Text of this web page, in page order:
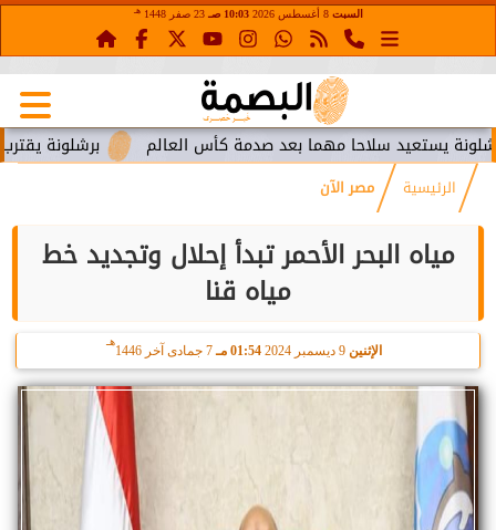
السبت 8 أغسطس 2026 10:03 صـ 23 صفر 1448 هـ
برشلونة يقترب من سلاحا مهما بعد صدمة كأس العالم
الرئيسية مصر الآن
مياه البحر الأحمر تبدأ إحلال وتجديد خط
مياه قنا
الإثنين 9 ديسمبر 2024 01:54 مـ 7 جمادى آخر 1446
هـ